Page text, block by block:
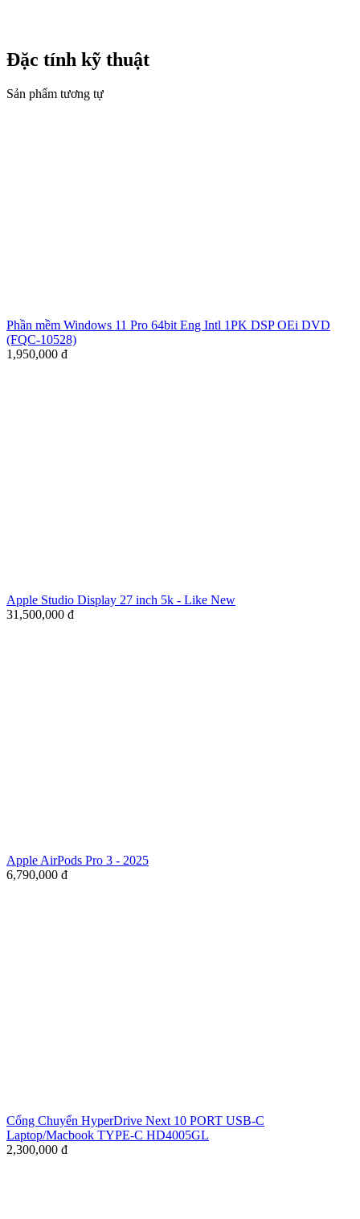
Đặc tính kỹ thuật
Sản phẩm tương tự
Phần mềm Windows 11 Pro 64bit Eng Intl 1PK DSP OEi DVD
(FQC-10528)
1,950,000 đ
Apple Studio Display 27 inch 5k - Like New
31,500,000 đ
Apple AirPods Pro 3 - 2025
6,790,000 đ
Cổng Chuyển HyperDrive Next 10 PORT USB-C
Laptop/Macbook TYPE-C HD4005GL
2,300,000 đ